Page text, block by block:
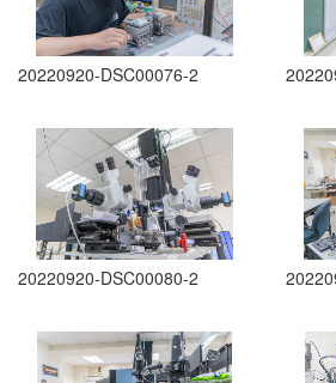
20220920-DSC00076-2
20220920-DSC00080-2